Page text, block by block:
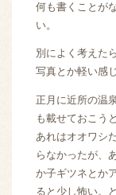
何も書くことが
い。
別によく考えた
写真とか軽い感
正月に近所の温
も載せておこう
あれはオオワシ
らなかったが、
か子ギツネとか
ると少し怖い。